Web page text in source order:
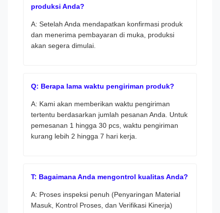
produksi Anda?
A: Setelah Anda mendapatkan konfirmasi produk
dan menerima pembayaran di muka, produksi
akan segera dimulai.
Q: Berapa lama waktu pengiriman produk?
A: Kami akan memberikan waktu pengiriman
tertentu berdasarkan jumlah pesanan Anda. Untuk
pemesanan 1 hingga 30 pcs, waktu pengiriman
kurang lebih 2 hingga 7 hari kerja.
T: Bagaimana Anda mengontrol kualitas Anda?
A: Proses inspeksi penuh (Penyaringan Material
Masuk, Kontrol Proses, dan Verifikasi Kinerja)